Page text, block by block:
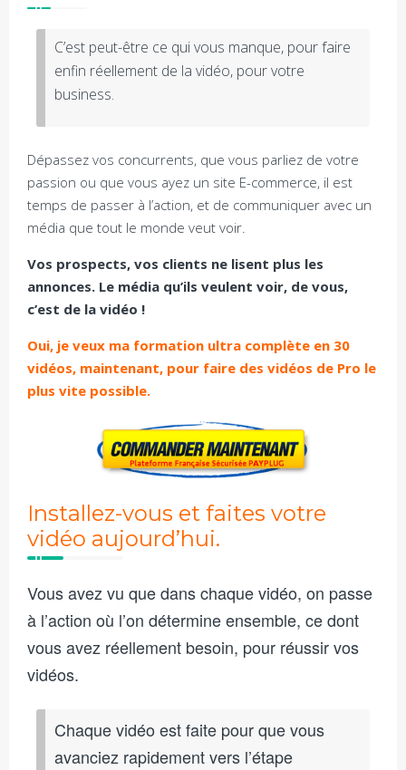
C’est peut-être ce qui vous manque, pour faire
enfin réellement de la vidéo, pour votre
business.
Dépassez vos concurrents, que vous parliez de votre
passion ou que vous ayez un site E-commerce, il est
temps de passer à l’action, et de communiquer avec un
média que tout le monde veut voir.
Vos prospects, vos clients ne lisent plus les
annonces. Le média qu’ils veulent voir, de vous,
c’est de la vidéo !
Oui, je veux ma formation ultra complète en 30
vidéos, maintenant, pour faire des vidéos de Pro le
plus vite possible.
Installez-vous et faites votre
vidéo aujourd’hui.
Vous avez vu que dans chaque vidéo, on passe
à l’action où l’on détermine ensemble, ce dont
vous avez réellement besoin, pour réussir vos
vidéos.
Chaque vidéo est faite pour que vous
avanciez rapidement vers l’étape